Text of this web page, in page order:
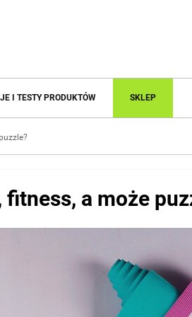
I TESTY PRODUKTÓW SKLEP
a może